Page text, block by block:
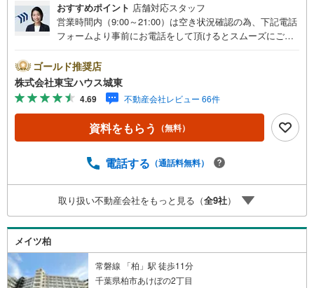
おすすめポイント 店舗対応スタッフ
営業時間内（9:00～21:00）は空き状況確認の為、下記電話
フォームより事前にお電話をして頂けるとスムーズにご案
カレンダーの作成▽ご購入後もお客様の人生のパートナー
として暮らしの「安心」を守り続けます。【Yahoo！ 不動
産キャンペーン対象店舗】当店で物件を成約するとPayPay
ボーナスライトがもらえる「Yahoo！ 不動産 物件ご成約キ
ャンペーン」の対象になります。「資料をもらう」「見学
予約をする」ボタンからお問い合わせください。※必ずYah
スライトは出金と譲渡はできません。ご案内・詳細な資料
（諸費用もOK）お気軽にお問い合わせください。
ゴールド推奨店
株式会社東宝ハウス城東
4.69 不動産会社レビュー 66件
資料をもらう （無料）
電話する （通話料無料）
取り扱い不動産会社をもっと見る（全9社）
メイツ柏
常磐線 「柏」駅 徒歩11分
千葉県柏市あけぼの2丁目